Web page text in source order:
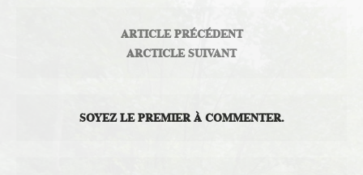
ARTICLE PRÉCÉDENT
ARCTICLE SUIVANT
SOYEZ LE PREMIER À COMMENTER.